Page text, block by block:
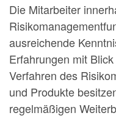
Die Mitarbeiter
ausreichende
Erfahrungen mit
Verfahren des
und Produkte
regelmäßigen